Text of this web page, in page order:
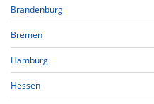
Brandenburg
Bremen
Hamburg
Hessen